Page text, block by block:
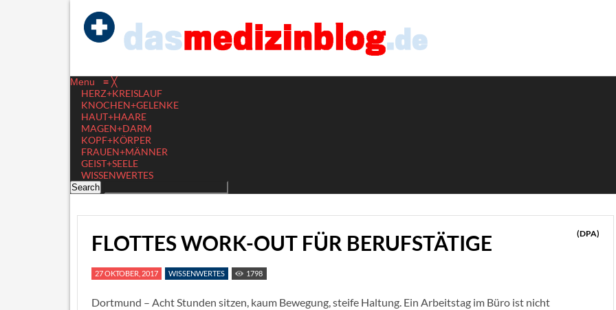
Menu ≡ ╳
HERZ+KREISLAUF
KNOCHEN+GELENKE
HAUT+HAARE
MAGEN+DARM
KOPF+KÖRPER
FRAUEN+MÄNNER
GEIST+SEELE
WISSENWERTES
FLOTTES WORK-OUT FÜR BERUFSTÄTIGE (DPA)
27 OKTOBER, 2017 WISSENWERTES 1798
Dortmund – Acht Stunden sitzen, kaum Bewegung, steife Haltung. Ein Arbeitstag im Büro ist nicht